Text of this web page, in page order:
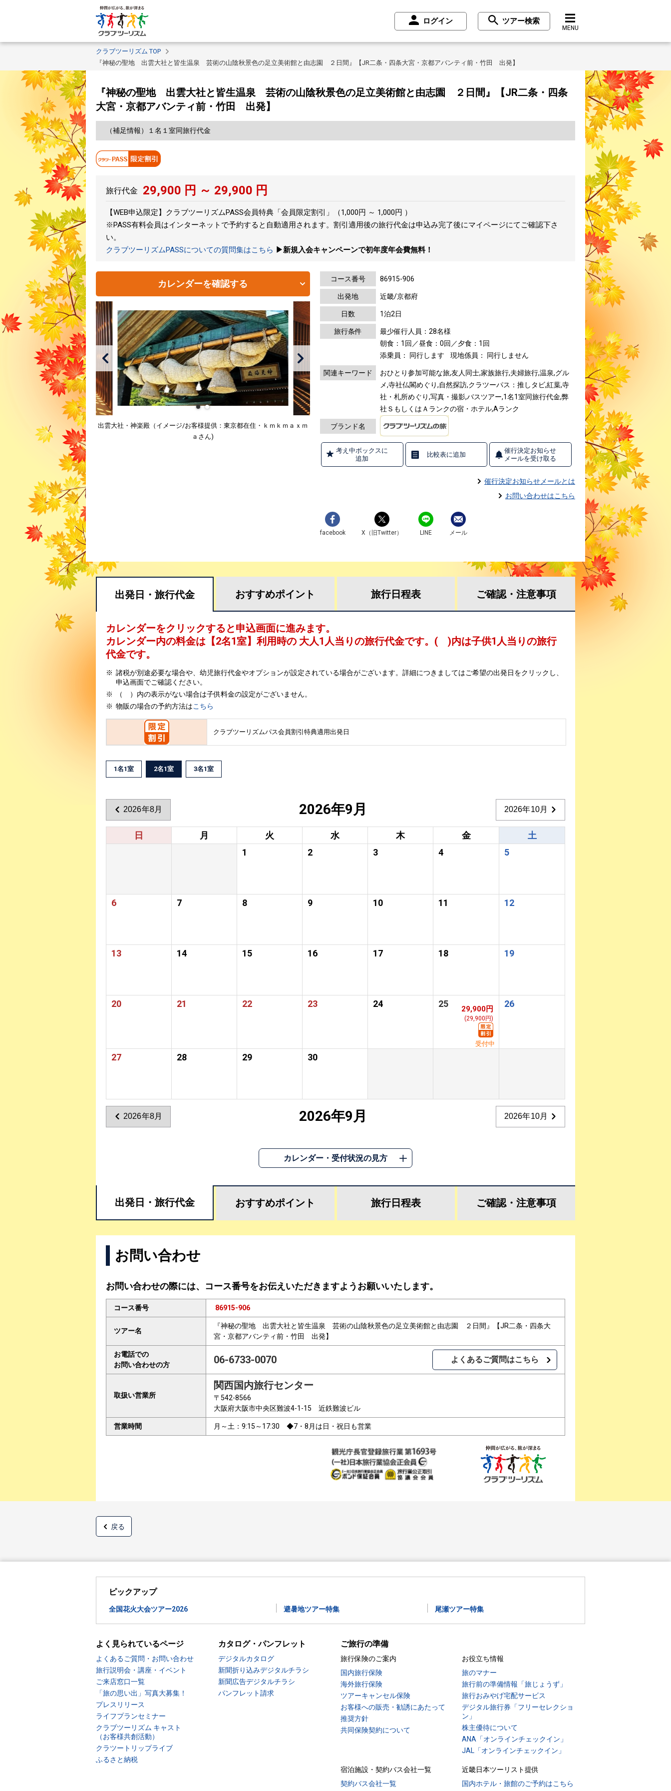
ログイン ツアー検索
MENU
クラブツーリズム TOP
『神秘の聖地 出雲大社と皆生温泉 芸術の山陰秋景色の足立美術館と由志園 ２日間』【JR二条・四条大宮・京都アバンティ前・竹田 出発】
『神秘の聖地 出雲大社と皆生温泉 芸術の山陰秋景色の足立美術館と由志園 ２日間』【JR二条・四条
大宮・京都アバンティ前・竹田 出発】
（補足情報）１名１室同旅行代金
旅行代金 29,900 円 ～ 29,900 円
【WEB申込限定】クラブツーリズムPASS会員特典「会員限定割引」（1,000円 ～ 1,000円 ）
※PASS有料会員はインターネットで予約すると自動適用されます。割引適用後の旅行代金は申込み完了後にマイページにてご確認下さ
い。
クラブツーリズムPASSについての質問集はこちら ▶新規入会キャンペーンで初年度年会費無料！
カレンダーを確認する
出雲大社・神楽殿（イメージ/お客様提供：東京都在住・ｋｍｋｍａｘｍ
ａさん)
コース番号 86915-906
出発地 近畿/京都府
日数 1泊2日
旅行条件
最少催行人員：28名様
朝食：1回／昼食：0回／夕食：1回
添乗員： 同行します
現地係員： 同行しません
関連キーワード
おひとり参加可能な旅,友人同士,家族旅行,夫婦旅行,温泉,グル
メ,寺社仏閣めぐり,自然探訪,クラツーパス：推しタビ,紅葉,寺
社・札所めぐり,写真・撮影,バスツアー,1名1室同旅行代金,弊
社ＳもしくはＡランクの宿・ホテル,Aランク
ブランド名
考え中ボックスに
追加
比較表に追加
催行決定お知らせ
メールを受け取る
催行決定お知らせメールとは
お問い合わせはこちら
facebook X（旧Twitter） LINE メール
出発日・ 旅行代金 おすすめポイント 旅行日程表 ご確認・ 注意事項
カレンダーをクリックすると申込画面に進みます。
カレンダー内の料金は 【2名1室】利用時の 大人1人当りの旅行代金です。 ( )内は子供1人当りの旅行
代金です。
諸税が別途必要な場合や、幼児旅行代金やオプションが設定されている場合がございます。詳細につきましてはご希望の出発日をクリックし、
申込画面でご確認ください。
（ ）内の表示がない場合は子供料金の設定がございません。
物販の場合の予約方法はこちら
クラブツーリズムパス会員割引特典適用出発日
1名1室 2名1室 3名1室
2026年8月 2026年9月 2026年10月
日 月 火 水 木 金
土
1
2 3 4 5
6 7 8 9 10 11 12
13 14 15 16 17 18 19
20 21 22 23 24 25 29,900円
(29,900円)
受付中
26
27 28 29 30
2026年8月 2026年9月 2026年10月
カレンダー・受付状況の見方
出発日・ 旅行代金 おすすめポイント 旅行日程表 ご確認・ 注意事項
お問い合わせ
お問い合わせの際には、コース番号をお伝えいただきますようお願いいたします。
コース番号 86915-906
ツアー名
『神秘の聖地 出雲大社と皆生温泉 芸術の山陰秋景色の足立美術館と由志園 ２日間』【JR二条・四条大
宮・京都アバンティ前・竹田 出発】
お電話での
お問い合わせの方
06-6733-0070 よくあるご質問はこちら
取扱い営業所
関西国内旅行センター
〒542-8566
大阪府大阪市中央区難波4-1-15 近鉄難波ビル
営業時間 月～土：9:15～17:30 ◆7・8月は日・祝日も営業
戻る
ピックアップ
全国花火大会ツアー2026 避暑地ツアー特集 尾瀬ツアー特集
よく見られているページ
よくあるご質問・お問い合わせ
旅行説明会・講座・イベント
ご来店窓口一覧
「旅の思い出」写真大募集！
プレスリリース
ライフプランセミナー
クラブツーリズム キャスト
（お客様共創活動）
クラツートリップライブ
ふるさと納税
カタログ・パンフレット
デジタルカタログ
新聞折り込みデジタルチラシ
新聞広告デジタルチラシ
パンフレット請求
ご旅行の準備
旅行保険のご案内
国内旅行保険
海外旅行保険
ツアーキャンセル保険
お客様への販売・勧誘にあたって
推奨方針
共同保険契約について
お役立ち情報
旅のマナー
旅行前の準備情報「旅じょうず」
旅行おみやげ宅配サービス
デジタル旅行券「フリーセレクショ
ン」
株主優待について
ANA「オンラインチェックイン」
JAL「オンラインチェックイン」
宿泊施設・契約バス会社一覧
契約バス会社一覧
近畿日本ツーリスト提供
国内ホテル・旅館のご予約はこちら